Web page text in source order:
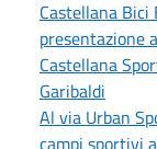
Castellana
presentazione
Castellana
Garibaldi
Al via Urban
campi sportivi